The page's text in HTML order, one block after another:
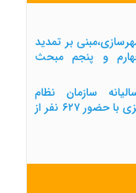
بر تمدید
و پنجم مبحث
سازمان نظام
مهندسی ساختمان استان مرکزی با حضور ۶۲۷ نفر از